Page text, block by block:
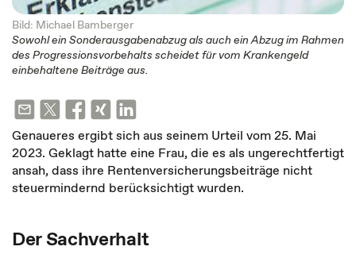
Bild: Michael Bamberger
Sowohl ein Sonderausgabenabzug als auch ein Abzug im Rahmen
des Progressionsvorbehalts scheidet für vom Krankengeld
einbehaltene Beiträge aus.
Genaueres ergibt sich aus seinem Urteil vom 25. Mai
2023. Geklagt hatte eine Frau, die es als ungerechtfertigt
ansah, dass ihre Rentenversicherungsbeiträge nicht
steuermindernd berücksichtigt wurden.
Der Sachverhalt